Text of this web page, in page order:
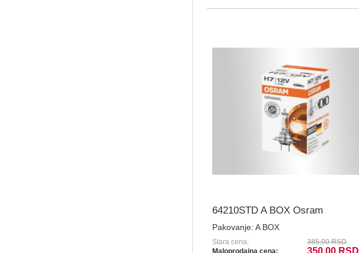
64210STD A BOX Osram
Pakovanje:A BOX
Stara cena:
385,00 RSD